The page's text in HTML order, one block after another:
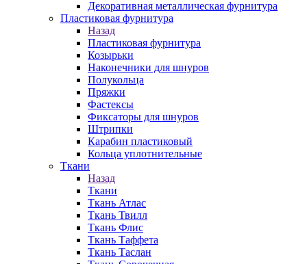
Декоративная металлическая фурнитура
Пластиковая фурнитура
Назад
Пластиковая фурнитура
Козырьки
Наконечники для шнуров
Полукольца
Пряжки
Фастексы
Фиксаторы для шнуров
Штрипки
Карабин пластиковый
Кольца уплотнительные
Ткани
Назад
Ткани
Ткань Атлас
Ткань Твилл
Ткань Флис
Ткань Таффета
Ткань Таслан